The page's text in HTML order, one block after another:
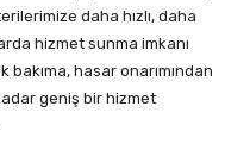
daha hızlı, daha
hizmet sunma imkanı
hasar onarımından
geniş bir hizmet